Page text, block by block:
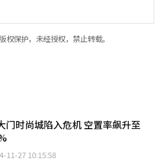
权保护，未经授权，禁止转载。
门时尚城陷入危机 空置率飙升至
11-27 10:15:58